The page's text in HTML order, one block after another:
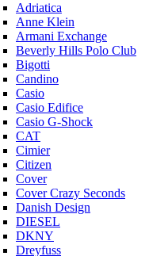
Adriatica
Anne Klein
Armani Exchange
Beverly Hills Polo Club
Bigotti
Candino
Casio
Casio Edifice
Casio G-Shock
CAT
Cimier
Citizen
Cover
Cover Crazy Seconds
Danish Design
DIESEL
DKNY
Dreyfuss